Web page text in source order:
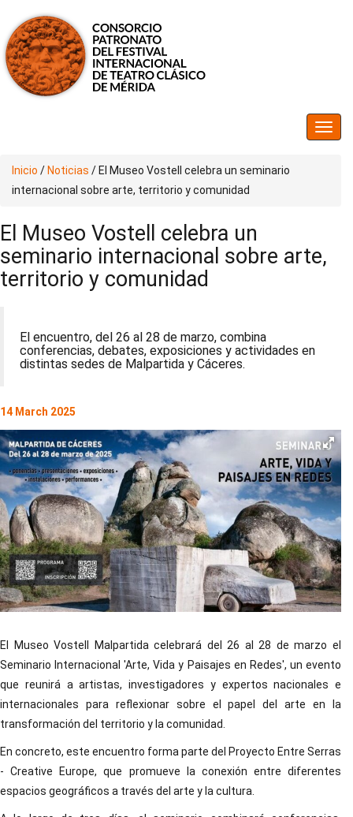
Inicio / Noticias / El Museo Vostell celebra un seminario
internacional sobre arte, territorio y comunidad
El Museo Vostell celebra un
seminario internacional sobre arte,
territorio y comunidad
El encuentro, del 26 al 28 de marzo, combina
conferencias, debates, exposiciones y actividades en
distintas sedes de Malpartida y Cáceres.
14 March 2025
El Museo Vostell Malpartida celebrará del 26 al 28 de marzo el
Seminario Internacional 'Arte, Vida y Paisajes en Redes', un evento
que reunirá a artistas, investigadores y expertos nacionales e
internacionales para reflexionar sobre el papel del arte en la
transformación del territorio y la comunidad.
En concreto, este encuentro forma parte del Proyecto Entre Serras
- Creative Europe, que promueve la conexión entre diferentes
espacios geográficos a través del arte y la cultura.